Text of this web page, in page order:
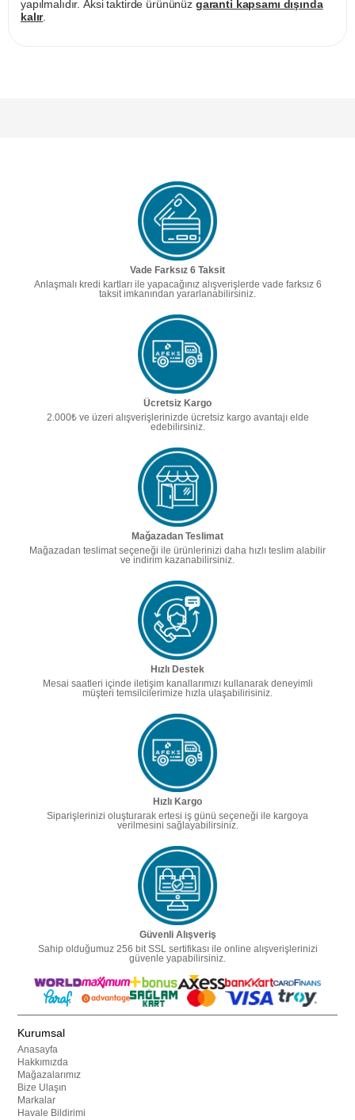
yapılmalıdır. Aksi taktirde ürününüz garanti kapsamı dışında
kalır.
Vade Farksız 6 Taksit
Anlaşmalı kredi kartları ile yapacağınız alışverişlerde vade farksız 6
taksit imkanından yararlanabilirsiniz.
Ücretsiz Kargo
2.000₺ ve üzeri alışverişlerinizde ücretsiz kargo avantajı elde
edebilirsiniz.
Mağazadan Teslimat
Mağazadan teslimat seçeneği ile ürünlerinizi daha hızlı teslim alabilir
ve indirim kazanabilirsiniz.
Hızlı Destek
Mesai saatleri içinde iletişim kanallarımızı kullanarak deneyimli
müşteri temsilcilerimize hızla ulaşabilirisiniz.
Hızlı Kargo
Siparişlerinizi oluşturarak ertesi iş günü seçeneği ile kargoya
verilmesini sağlayabilirsiniz.
Güvenli Alışveriş
Sahip olduğumuz 256 bit SSL sertifikası ile online alışverişlerinizi
güvenle yapabilirsiniz.
Kurumsal
Anasayfa
Hakkımızda
Mağazalarımız
Bize Ulaşın
Markalar
Havale Bildirimi